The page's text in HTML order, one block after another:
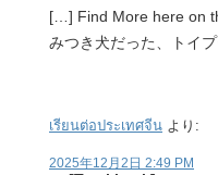
[…] Find More here on
みつき犬だった、トイ
เรียนต่อประเทศจีน より:
2025年12月2日 2:49 PM